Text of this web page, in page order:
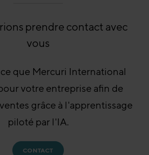
prendre contact avec
vous
que Mercuri International
votre entreprise afin de
grâce à l'apprentissage
piloté par l'IA.
CONTACT